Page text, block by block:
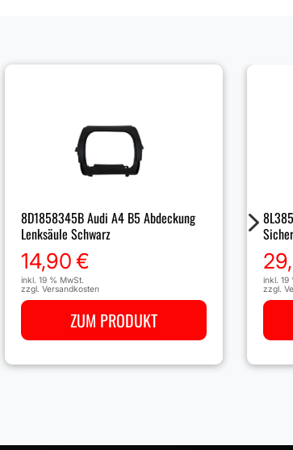
8D1858345B Audi A4 B5 Abdeckung
Lenksäule Schwarz
14,90€
inkl. 19 % MwSt.
zzgl. Versandkosten
ZUM PRODUKT
inkl. 19
zzgl.
5